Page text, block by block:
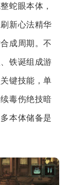
蛇眼本体，
新心法精华
成周期。不
铁诞组成游
键技能，单
毒伤绝技暗
本体储备是